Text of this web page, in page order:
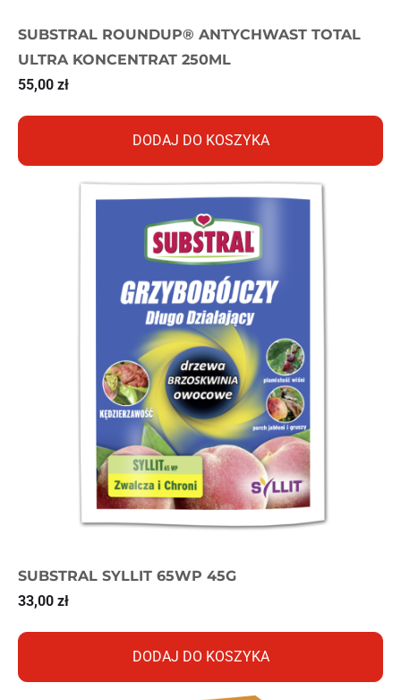
SUBSTRAL ROUNDUP® ANTYCHWAST TOTAL
ULTRA KONCENTRAT 250ML
55,00 zł
DODAJ DO KOSZYKA
SUBSTRAL SYLLIT 65WP 45G
33,00 zł
DODAJ DO KOSZYKA